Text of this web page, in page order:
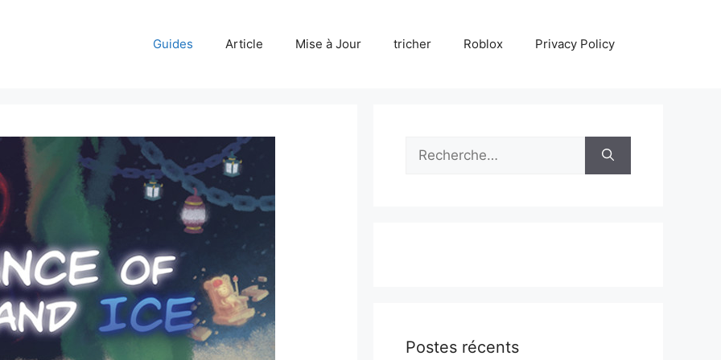
Guides Article Mise à Jour tricher Roblox Privacy Policy
Rechercher :
Postes récents